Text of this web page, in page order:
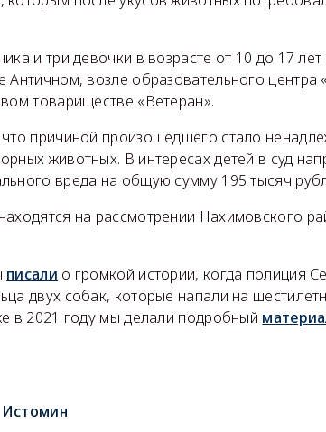
и три девочки в возрасте от 10 до 17
возле образовательного центра
товариществе «Ветеран».
причиной произошедшего стало
животных. В интересах детей в суд
вреда на общую сумму 195 тысяч
на рассмотрении Нахимовского
писали о громкой истории, когда полиция
двух собак, которые напали на
в 2021 году мы делали подробный